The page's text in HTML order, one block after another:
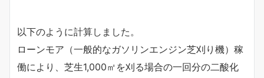
以下のように計算しました。
ローンモア（一般的なガソリンエンジン芝刈り機）稼
働により、芝生1,000㎡を刈る場合の一回分の二酸化